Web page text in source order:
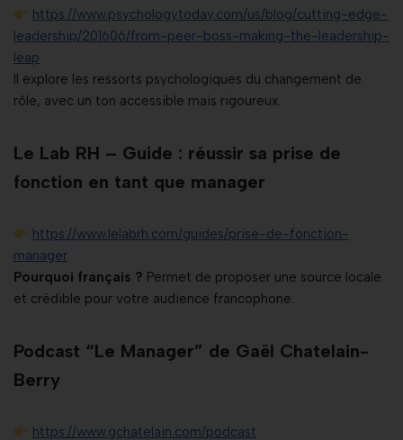
https://www.psychologytoday.com/us/blog/cutting-edge-
leadership/201606/from-peer-boss-making-the-leadership-
leap
Il explore les ressorts psychologiques du changement de
rôle, avec un ton accessible mais rigoureux.
Le Lab RH – Guide : réussir sa prise de
fonction en tant que manager
https://www.lelabrh.com/guides/prise-de-fonction-
manager
Pourquoi français ? Permet de proposer une source locale
et crédible pour votre audience francophone.
Podcast “Le Manager” de Gaël Chatelain-
Berry
https://www.gchatelain.com/podcast